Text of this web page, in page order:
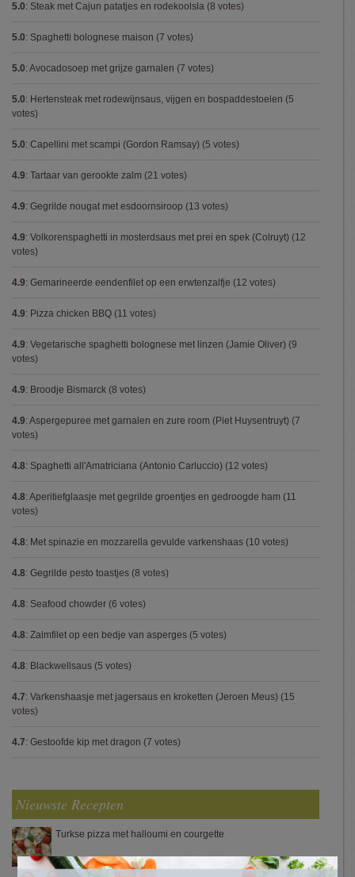
5.0: Steak met Cajun patatjes en rodekoolsla (8 votes)
5.0: Spaghetti bolognese maison (7 votes)
5.0: Avocadosoep met grijze garnalen (7 votes)
5.0: Hertensteak met rodewijnsaus, vijgen en bospaddestoelen (5
votes)
5.0: Capellini met scampi (Gordon Ramsay) (5 votes)
4.9: Tartaar van gerookte zalm (21 votes)
4.9: Gegrilde nougat met esdoornsiroop (13 votes)
4.9: Volkorenspaghetti in mosterdsaus met prei en spek (Colruyt) (12
votes)
4.9: Gemarineerde eendenfilet op een erwtenzalfje (12 votes)
4.9: Pizza chicken BBQ (11 votes)
4.9: Vegetarische spaghetti bolognese met linzen (Jamie Oliver) (9
votes)
4.9: Broodje Bismarck (8 votes)
4.9: Aspergepuree met garnalen en zure room (Piet Huysentruyt) (7
votes)
4.8: Spaghetti all'Amatriciana (Antonio Carluccio) (12 votes)
4.8: Aperitiefglaasje met gegrilde groentjes en gedroogde ham (11
votes)
4.8: Met spinazie en mozzarella gevulde varkenshaas (10 votes)
4.8: Gegrilde pesto toastjes (8 votes)
4.8: Seafood chowder (6 votes)
4.8: Zalmfilet op een bedje van asperges (5 votes)
4.8: Blackwellsaus (5 votes)
4.7: Varkenshaasje met jagersaus en kroketten (Jeroen Meus) (15
votes)
4.7: Gestoofde kip met dragon (7 votes)
Nieuwste Recepten
Turkse pizza met halloumi en courgette
×